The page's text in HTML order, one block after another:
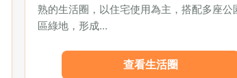
熟的生活圈，以住宅使用為主，搭配多座公
區綠地，形成...
查看生活圈